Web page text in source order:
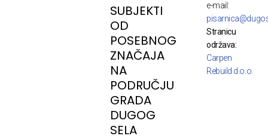
SUBJEKTI
OD
POSEBNOG
ZNAČAJA
NA
PODRUČJU
GRADA
DUGOG
SELA
e-mail:
Stranicu
održava:
Carpen
Rebuild d.o.o.